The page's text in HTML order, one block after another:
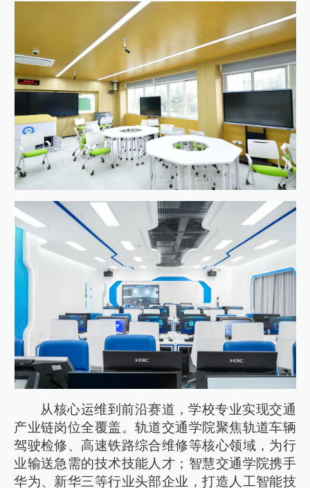
从核心运维到前沿赛道，学校专业实现交通
产业链岗位全覆盖。轨道交通学院聚焦轨道车辆
驾驶检修、高速铁路综合维修等核心领域，为行
业输送急需的技术技能人才；智慧交通学院携手
华为、新华三等行业头部企业，打造人工智能技